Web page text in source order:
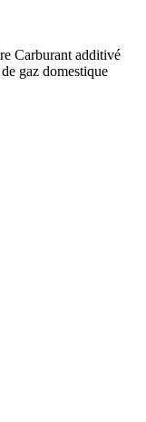
Carburant additivé
gaz domestique